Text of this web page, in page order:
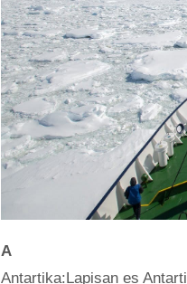
A
Antartika:Lapisan es